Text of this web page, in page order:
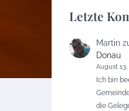
Letzte
Martin
Donau
August 13,
Ich bin
die